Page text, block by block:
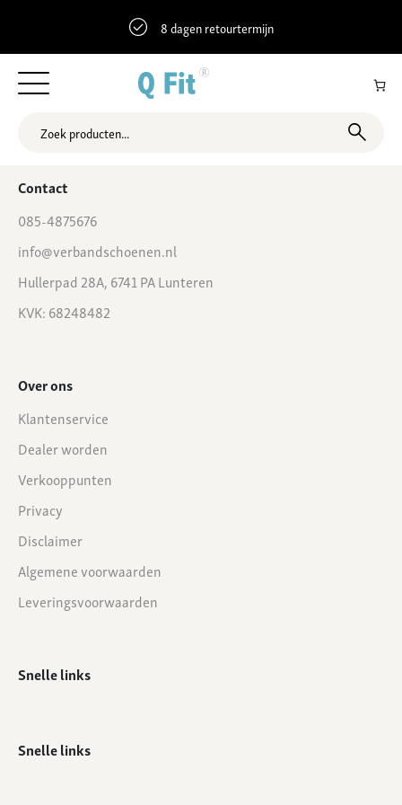
8 dagen retourtermijn
51.7821636 5.8534451 Winkelcentrum 21, Malden, Nederland
Contact
085-4875676
info@verbandschoenen.nl
Hullerpad 28A, 6741 PA Lunteren
KVK: 68248482
Over ons
Klantenservice
Dealer worden
Verkooppunten
Privacy
Disclaimer
Algemene voorwaarden
Leveringsvoorwaarden
Snelle links
Snelle links